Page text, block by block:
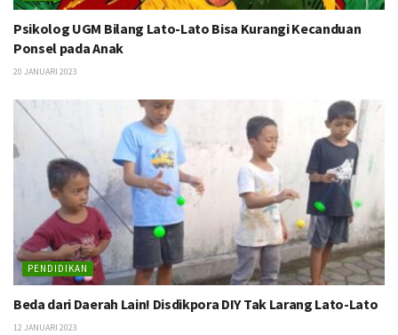
Psikolog UGM Bilang Lato-Lato Bisa Kurangi Kecanduan
Ponsel pada Anak
20 JANUARI 2023
PENDIDIKAN
Beda dari Daerah Lain! Disdikpora DIY Tak Larang Lato-Lato
12 JANUARI 2023